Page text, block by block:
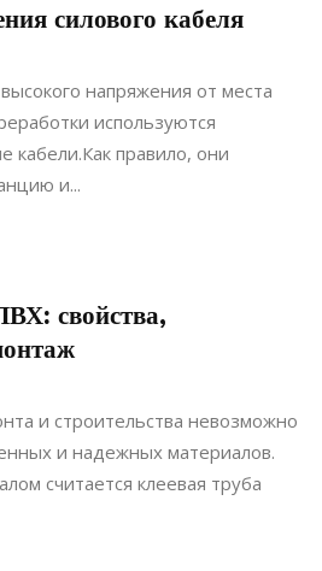
силового кабеля
напряжения от места
используются
кабели.Как правило, они
и...
свойства,
и строительства невозможно
и надежных материалов.
считается клеевая труба